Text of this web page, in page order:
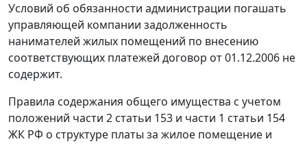
Условий об обязанности администрации погашать
управляющей компании задолженность
нанимателей жилых помещений по внесению
соответствующих платежей договор от 01.12.2006 не
содержит.
Правила содержания общего имущества с учетом
положений части 2 статьи 153 и части 1 статьи 154
ЖК РФ о структуре платы за жилое помещение и